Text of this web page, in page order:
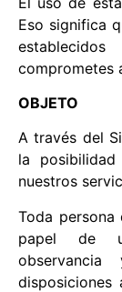
Eso significa
comprometes
OBJETO
A través del
la
nuestros
Toda
papel de
disposiciones